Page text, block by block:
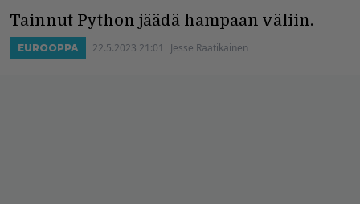
Tainnut Python jäädä hampaan väliin.
EUROOPPA 22.5.2023 21:01 Jesse Raatikainen